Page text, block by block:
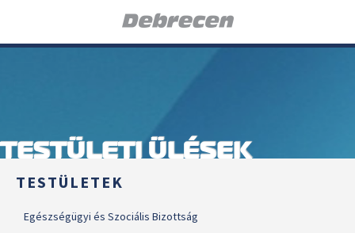
TESTÜLETI ÜLÉSEK
TESTÜLETEK
Egészségügyi és Szociális Bizottság